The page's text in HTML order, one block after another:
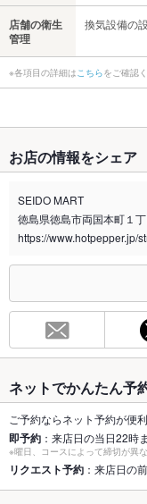
店舗の衛生
管理
換気設備の
※各項目の詳細は こちらをご確認
禁煙・喫煙 全席喫煙可
喫煙専用室
※2020年4月1日～受動喫煙対策
総席数 30席
最大宴会収
65人(立食で
個室 なし
座敷 あり
掘りごたつ なし
お店の情報をシェア
SEIDO MART
徳島県徳島市両国本町１
https://www.hotpepper.jp/
ネットでかんたん予
ご予約ならネット予約が便利
即予約 ：来店日の当日22時
※曜日、コースによって締切が異
リクエスト予約 ：来店日の